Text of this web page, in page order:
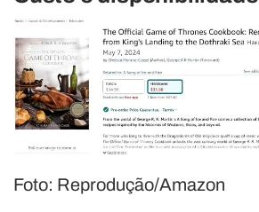
Foto: Reprodução/Amazon